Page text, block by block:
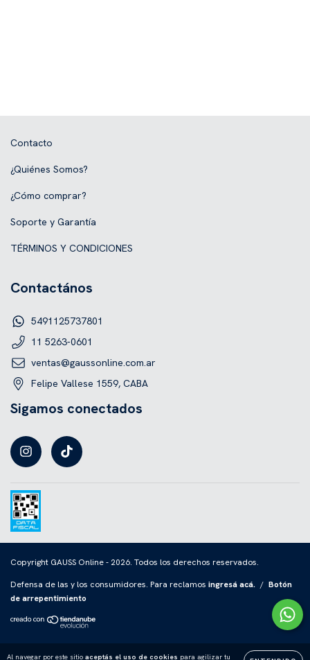
Al navegar por este sitio aceptás el uso de cookies para agilizar tu
Contacto
¿Quiénes Somos?
¿Cómo comprar?
Soporte y Garantía
TÉRMINOS Y CONDICIONES
Contactános
5491125737801
11 5263-0601
ventas@gaussonline.com.ar
Felipe Vallese 1559, CABA
Sigamos conectados
Copyright GAUSS Online - 2026. Todos los derechos reservados.
Defensa de las y los consumidores. Para reclamos ingresá acá. / Botón
de arrepentimiento